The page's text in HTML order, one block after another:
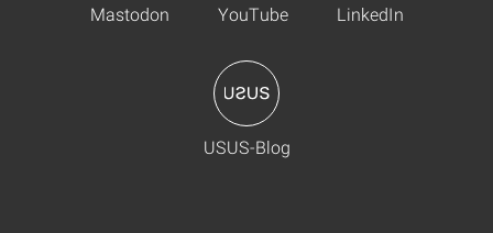
Mastodon YouTube LinkedIn
USUS-Blog